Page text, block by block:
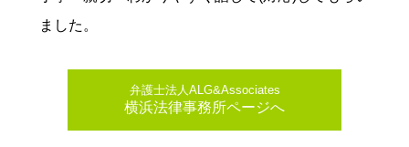
ました。
弁護士法人ALG&Associates
横浜法律事務所ページへ